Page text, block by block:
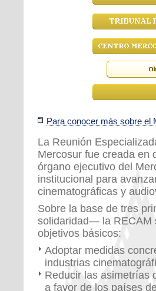
Para conocer más sobre el
La Reunión
Mercosur fue creada en
órgano ejecutivo del
institucional para
cinematográficas y
Sobre la base de tres
solidaridad— la RECAM
objetivos básicos:
Adoptar medidas
industrias
Reducir las asimetrías
a favor de los países